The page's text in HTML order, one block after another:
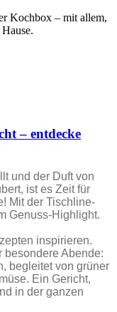
Kochbox – mit allem,
– entdecke
und der Duft von
ist es Zeit für
Mit der Tischline-
Genuss-Highlight.
inspirieren.
besondere Abende:
begleitet von grüner
Ein Gericht,
in der ganzen